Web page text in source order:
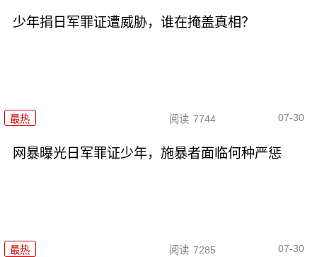
少年捐日军罪证遭威胁，谁在掩盖真相？
最热 阅读 7744 07-30
网暴曝光日军罪证少年，施暴者面临何种严惩
最热 阅读 7285 07-30